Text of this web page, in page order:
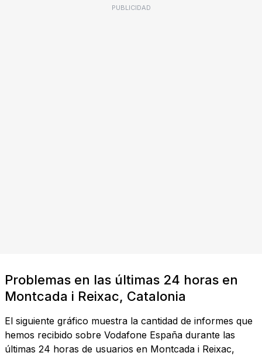
PUBLICIDAD
Problemas en las últimas 24 horas en
Montcada i Reixac, Catalonia
El siguiente gráfico muestra la cantidad de informes que
hemos recibido sobre Vodafone España durante las
últimas 24 horas de usuarios en Montcada i Reixac,